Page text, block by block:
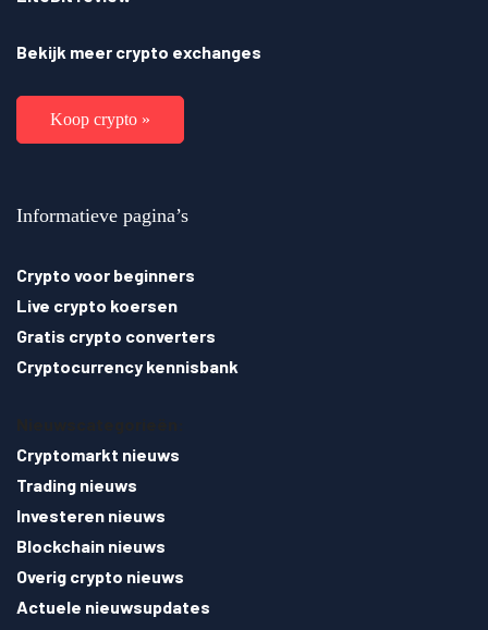
Bekijk meer crypto exchanges
Koop crypto »
Informatieve pagina’s
Crypto voor beginners
Live crypto koersen
Gratis crypto converters
Cryptocurrency kennisbank
Cryptomarkt nieuws
Trading nieuws
Investeren nieuws
Blockchain nieuws
Overig crypto nieuws
Actuele nieuwsupdates